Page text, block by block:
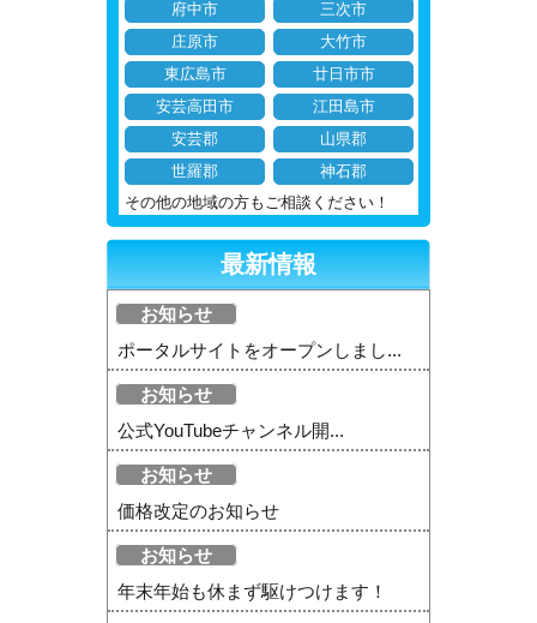
府中市
三次市
庄原市
大竹市
東広島市
廿日市市
安芸高田市
江田島市
安芸郡
山県郡
世羅郡
神石郡
その他の地域の方もご相談ください！
最新情報
お知らせ
ポータルサイトをオープンしまし...
お知らせ
公式YouTubeチャンネル開...
お知らせ
価格改定のお知らせ
お知らせ
年末年始も休まず駆けつけます！